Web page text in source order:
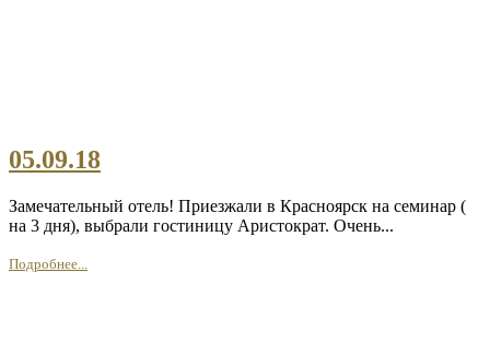
05.09.18
Замечательный отель! Приезжали в Красноярск на семинар (
на 3 дня), выбрали гостиницу Аристократ. Очень...
Подробнее...